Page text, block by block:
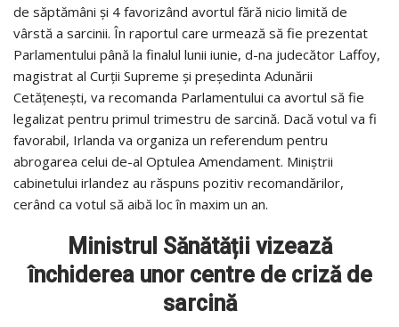
de săptămâni și 4 favorizând avortul fără nicio limită de
vârstă a sarcinii. În raportul care urmează să fie prezentat
Parlamentului până la finalul lunii iunie, d-na judecător Laffoy,
magistrat al Curții Supreme și președinta Adunării
Cetățenești, va recomanda Parlamentului ca avortul să fie
legalizat pentru primul trimestru de sarcină. Dacă votul va fi
favorabil, Irlanda va organiza un referendum pentru
abrogarea celui de-al Optulea Amendament. Miniștrii
cabinetului irlandez au răspuns pozitiv recomandărilor,
cerând ca votul să aibă loc în maxim un an.
Ministrul Sănătății vizează
închiderea unor centre de criză de
sarcină